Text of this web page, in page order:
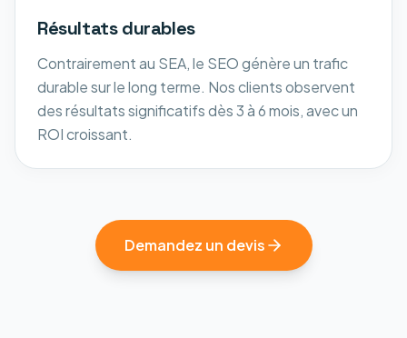
Résultats durables
Contrairement au SEA, le SEO génère un trafic
durable sur le long terme. Nos clients observent
des résultats significatifs dès 3 à 6 mois, avec un
ROI croissant.
Demandez un devis